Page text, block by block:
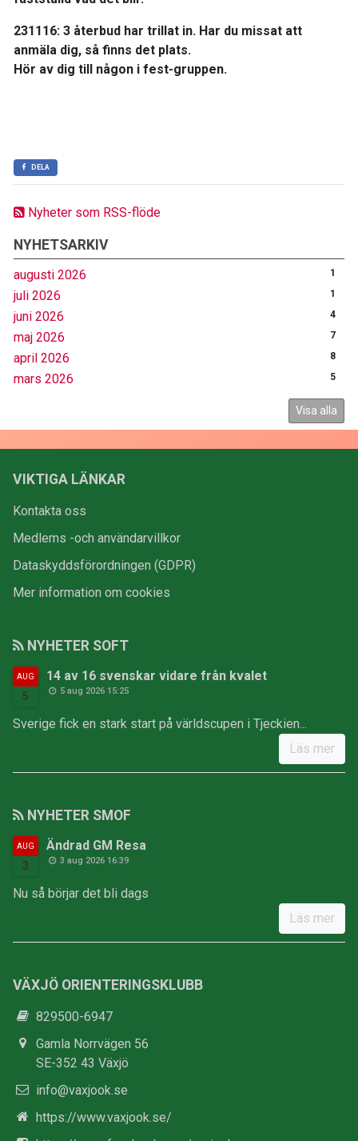
Nyheter som RSS-flöde
NYHETSARKIV
augusti 2026 1
juli 2026 1
juni 2026 4
maj 2026 7
april 2026 8
mars 2026 5
Visa alla
231116: 3 återbud har trillat in. Har du missat att
anmäla dig, så finns det plats.
Hör av dig till någon i fest-gruppen.
DELA
VIKTIGA LÄNKAR
Kontakta oss
Medlems -och användarvillkor
Dataskyddsförordningen (GDPR)
Mer information om cookies
NYHETER SOFT
AUG
5
14 av 16 svenskar vidare från kvalet
5 aug 2026 15:25
Sverige fick en stark start på världscupen i Tjeckien...
Läs mer
NYHETER SMOF
AUG
3
Ändrad GM Resa
3 aug 2026 16:39
Nu så börjar det bli dags
Läs mer
VÄXJÖ ORIENTERINGSKLUBB
829500-6947
Gamla Norrvägen 56
SE-352 43 Växjö
info@vaxjook.se
https://www.vaxjook.se/